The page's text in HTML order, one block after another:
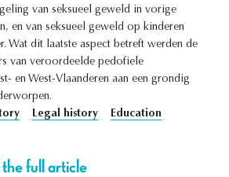
van seksueel geweld in vorige
en van seksueel geweld op kinderen
Wat dit laatste aspect betreft werden de
van veroordeelde pedofiele
en West-Vlaanderen aan een grondig
Legal history
Education
the full article